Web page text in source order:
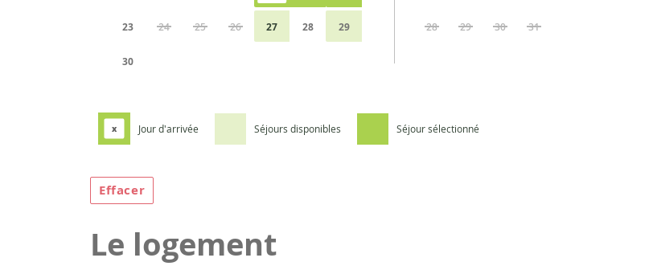
23 24 25 26 27 28 29
30
28 29 30 31
x Jour d'arrivée Séjours disponibles Séjour sélectionné
Effacer
Le logement